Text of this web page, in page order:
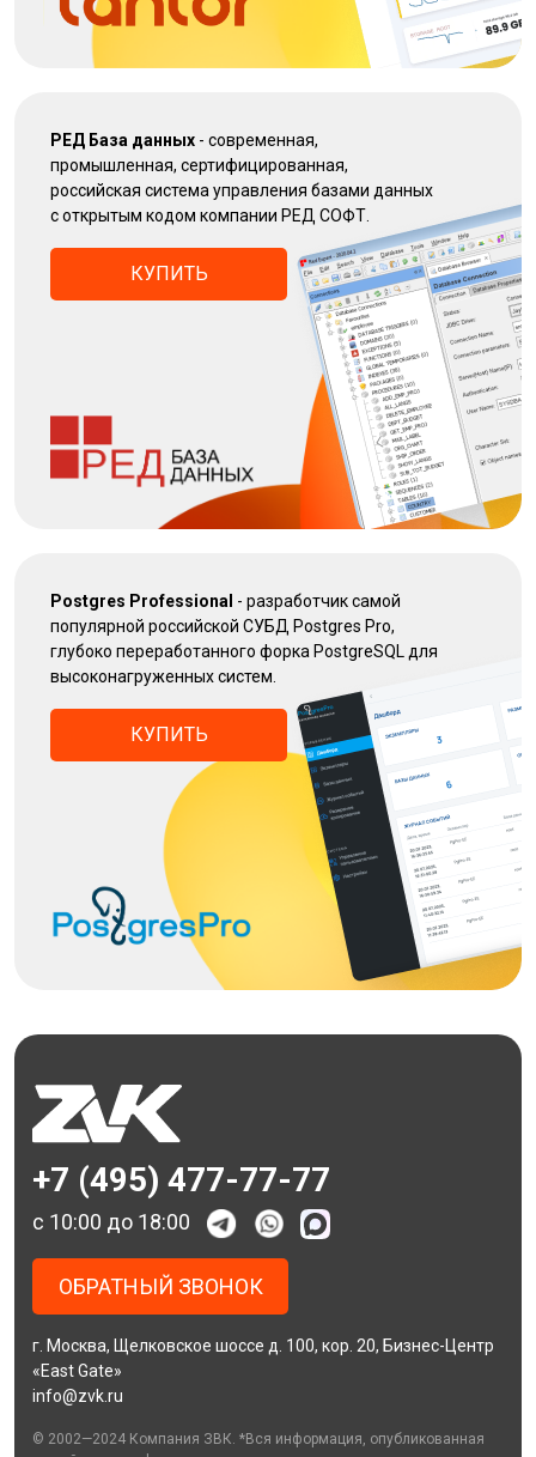
РЕД База данных - современная,
промышленная, сертифицированная,
российская система управления базами данных
с открытым кодом компании РЕД СОФТ.
КУПИТЬ
Postgres Professional - разработчик самой
популярной российской СУБД Postgres Pro,
глубоко переработанного форка PostgreSQL для
высоконагруженных систем.
КУПИТЬ
+7 (495) 477-77-77
c 10:00 до 18:00
ОБРАТНЫЙ ЗВОНОК
г. Москва, Щелковское шоссе д. 100, кор. 20, Бизнес-Центр
«East Gate»
info@zvk.ru
© 2002—2024 Компания ЗВК. *Вся информация, опубликованная